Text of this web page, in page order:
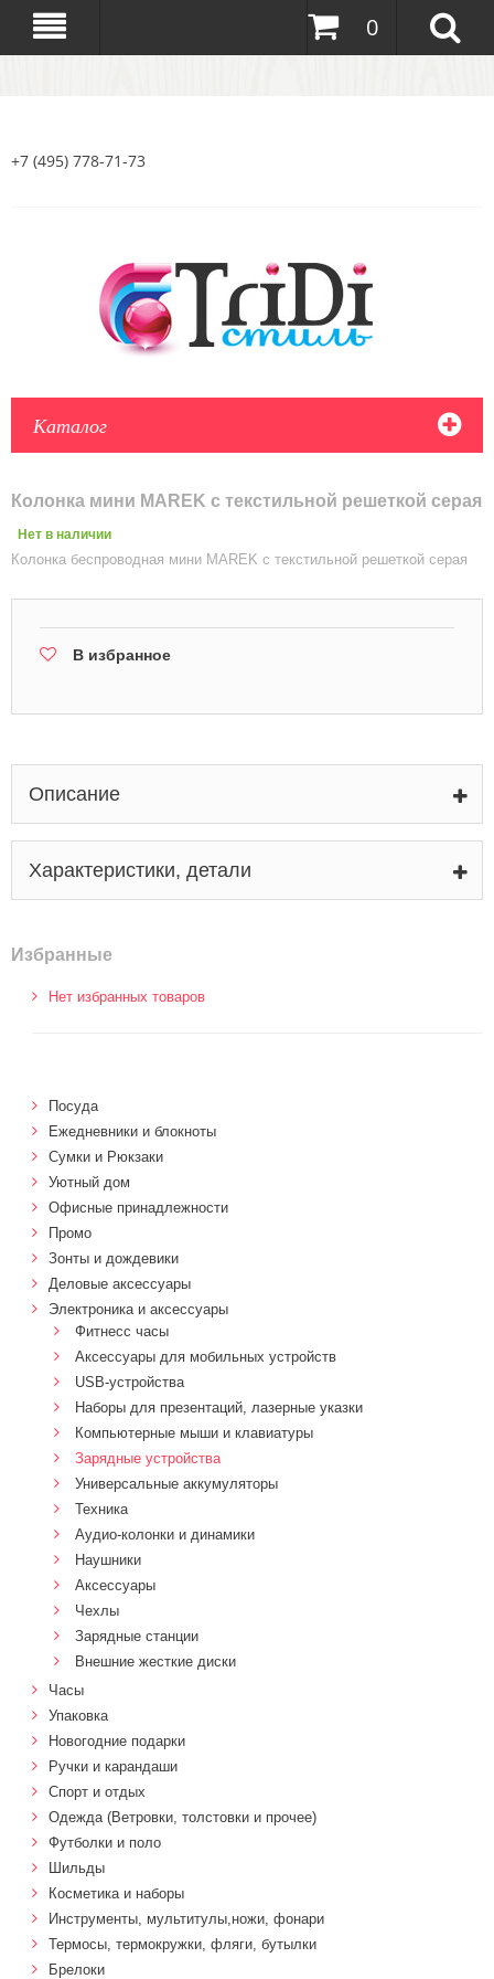
0
+7 (495) 778-71-73
Каталог
Колонка мини MAREK с текстильной решеткой серая
Нет в наличии
Колонка беспроводная мини MAREK с текстильной решеткой серая
В избранное
Описание
Характеристики, детали
Избранные
Нет избранных товаров
Посуда
Ежедневники и блокноты
Сумки и Рюкзаки
Уютный дом
Офисные принадлежности
Промо
Зонты и дождевики
Деловые аксессуары
Электроника и аксессуары
Фитнесс часы
Аксессуары для мобильных устройств
USB-устройства
Наборы для презентаций, лазерные указки
Компьютерные мыши и клавиатуры
Зарядные устройства
Универсальные аккумуляторы
Техника
Аудио-колонки и динамики
Наушники
Аксессуары
Чехлы
Зарядные станции
Внешние жесткие диски
Часы
Упаковка
Новогодние подарки
Ручки и карандаши
Спорт и отдых
Одежда (Ветровки, толстовки и прочее)
Футболки и поло
Шильды
Косметика и наборы
Инструменты, мультитулы,ножи, фонари
Термосы, термокружки, фляги, бутылки
Брелоки